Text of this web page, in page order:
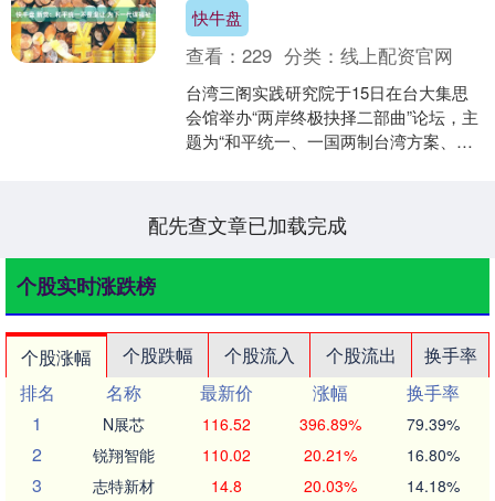
快牛盘
查看：229 分类：线上配资官网
台湾三阁实践研究院于15日在台大集思
会馆举办“两岸终极抉择二部曲”论坛，主
题为“和平统一、一国两制台湾方案、七
配先查文章已加载完成
个股实时涨跌榜
个股涨幅 个股跌幅 个股流入 个股流出
换手率
排名
名称 最新价 涨幅
换手率
1
N展芯 116.52 396.89% 79.39%
2 锐翔智能 110.02 20.21% 16.80%
3 志特新材 14.8 20.03% 14.18%